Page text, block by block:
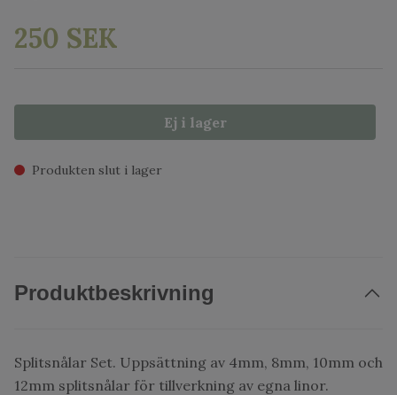
250 SEK
Ej i lager
Produkten slut i lager
Produktbeskrivning
Splitsnålar Set. Uppsättning av 4mm, 8mm, 10mm och
12mm splitsnålar för tillverkning av egna linor.